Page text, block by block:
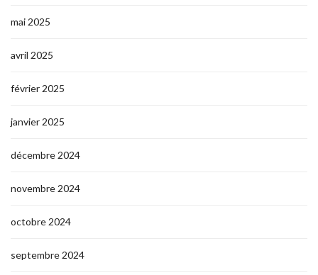
mai 2025
avril 2025
février 2025
janvier 2025
décembre 2024
novembre 2024
octobre 2024
septembre 2024